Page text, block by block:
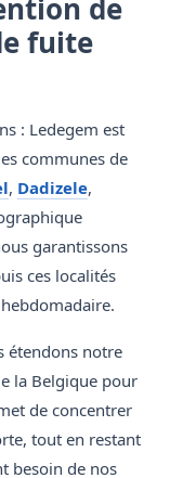
de
fuite
: Ledegem est
communes de
, Dadizele,
garantissons
ces localités
étendons notre
la Belgique pour
de concentrer
tout en restant
besoin de nos